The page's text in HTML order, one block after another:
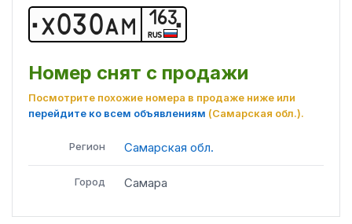
Х030А М 163
RUS
Номер снят с продажи
Посмотрите похожие номера в продаже ниже или
перейдите ко всем объявлениям (Самарская обл.).
Регион Самарская обл.
Город Самара